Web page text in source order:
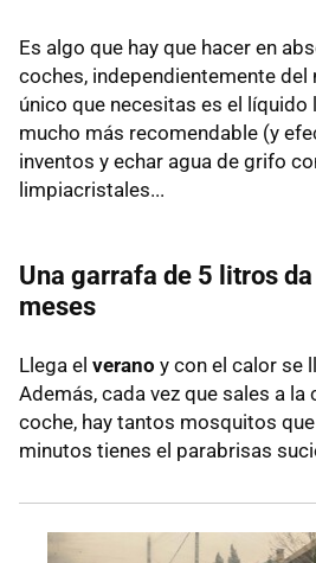
Es algo que hay que hacer en
coches, independientemente del
único que necesitas es el líquido
mucho más recomendable (y
inventos y echar agua de grifo
limpiacristales...
Una garrafa de 5 litros
meses
Llega el verano y con el calor se
Además, cada vez que sales a la
coche, hay tantos mosquitos
minutos tienes el parabrisas